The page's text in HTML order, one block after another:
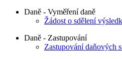
Daně - Vyměření daně
Žádost o sdělení
Daně - Zastupování
Zastupování daňových